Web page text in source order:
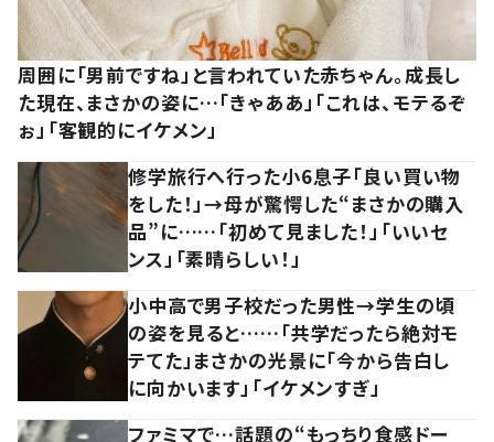
周囲に「男前ですね」と言われていた赤ちゃん。成長し
た現在、まさかの姿に…「きゃああ」「これは、モテるぞ
ぉ」「客観的にイケメン」
修学旅行へ行った小6息子「良い買い物
をした！」→母が驚愕した“まさかの購入
品”に……「初めて見ました！」「いいセ
ンス」「素晴らしい！」
小中高で男子校だった男性→学生の頃
の姿を見ると……「共学だったら絶対モ
テてた」まさかの光景に「今から告白し
に向かいます」「イケメンすぎ」
ファミマで…話題の“もっちり食感ドー